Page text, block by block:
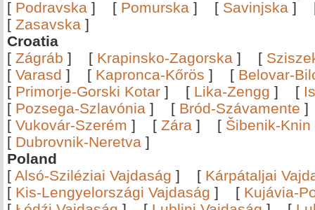
[ Podravska ] [ Pomurska ] [ Savinjska ]
[ Zasavska ]
Croatia
[ Zágráb ] [ Krapinsko-Zagorska ] [
[ Varasd ] [ Kapronca-Kőrös ] [ Belovar-
[ Primorje-Gorski Kotar ] [ Lika-Zengg ] [
[ Pozsega-Szlavónia ] [ Bród-Szávamente
[ Vukovár-Szerém ] [ Zára ] [ Šibenik-Knin
[ Dubrovnik-Neretva ]
Poland
[ Alsó-Sziléziai Vajdaság ] [ Kárpátaljai
[ Kis-Lengyelországi Vajdaság ] [ Kujávia-